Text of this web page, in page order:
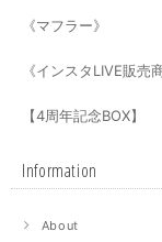
《マフラー》
《インスタLIVE販売
【4周年記念BOX】
Information
About